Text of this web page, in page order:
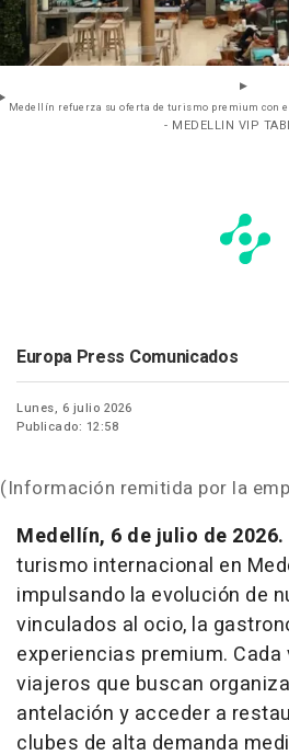
Medellín refuerza su oferta de turismo premium con
- MEDELLIN VIP
Europa Press Comunicados
Lunes, 6 julio 2026
Publicado: 12:58
(Información remitida por la
Medellín, 6 de julio de 2026.
turismo internacional en
impulsando la evolución de
vinculados al ocio, la
experiencias premium.
viajeros que buscan
antelación y acceder a
clubes de alta demanda